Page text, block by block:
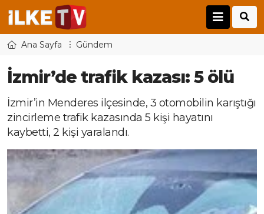
Ana Sayfa Gündem
İzmir’de trafik kazası: 5 ölü
İzmir’in Menderes ilçesinde, 3 otomobilin karıştığı
zincirleme trafik kazasında 5 kişi hayatını
kaybetti, 2 kişi yaralandı.